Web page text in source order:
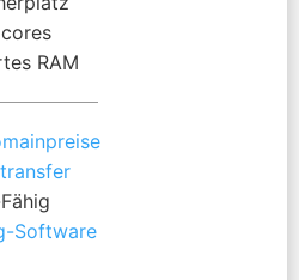
RAM
Software